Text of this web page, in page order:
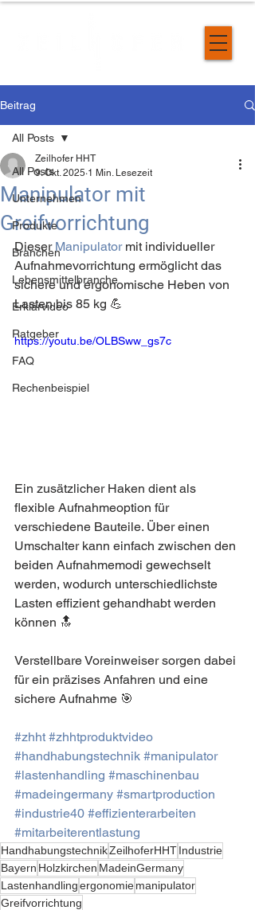
Beitrag
All Posts
Unternehmen
Produkte
Branchen
Lebensmittelbranche
Erklärvideo
Ratgeber
FAQ
Rechenbeispiel
All Posts
Manipulator mit
Greifvorrichtung
Zeilhofer HHT
9. Okt. 2025 1 Min. Lesezeit
Dieser Manipulator mit individueller
Aufnahmevorrichtung ermöglicht das
sichere und ergonomische Heben von
Lasten bis 85 kg 💪
https://youtu.be/OLBSww_gs7c
Ein zusätzlicher Haken dient als
flexible Aufnahmeoption für
verschiedene Bauteile. Über einen
Umschalter kann einfach zwischen den
beiden Aufnahmemodi gewechselt
werden, wodurch unterschiedlichste
Lasten effizient gehandhabt werden
können 🔝
Verstellbare Voreinweiser sorgen dabei
für ein präzises Anfahren und eine
sichere Aufnahme 🎯
#zhht #zhhtproduktvideo
#handhabungstechnik #manipulator
#lastenhandling #maschinenbau
#madeingermany #smartproduction
#industrie40 #effizienterarbeiten
#mitarbeiterentlastung
HandhabungstechnikZeilhoferHHTIndustrie
Bayern Holzkirchen MadeinGermany
Lastenhandlingergonomiemanipulator
Greifvorrichtung